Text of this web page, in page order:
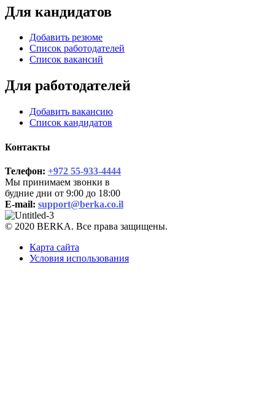
Для кандидатов
Добавить резюме
Список работодателей
Список вакансий
Для работодателей
Добавить вакансию
Список кандидатов
Контакты
Телефон: +972 55-933-4444
Мы принимаем звонки в
будние дни от 9:00 до 18:00
E-mail: support@berka.co.il
© 2020 BERKA. Все права защищены.
Карта сайта
Условия использования